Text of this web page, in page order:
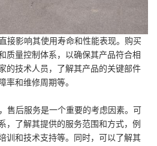
接影响其使用寿命和性能表现。购买
质量控制体系，以确保其产品符合相
的技术人员，了解其产品的关键部件
率和维修周期等。
售后服务是一个重要的考虑因素。可
，了解其提供的服务范围和方式，例
训和技术支持等。同时，可以了解其